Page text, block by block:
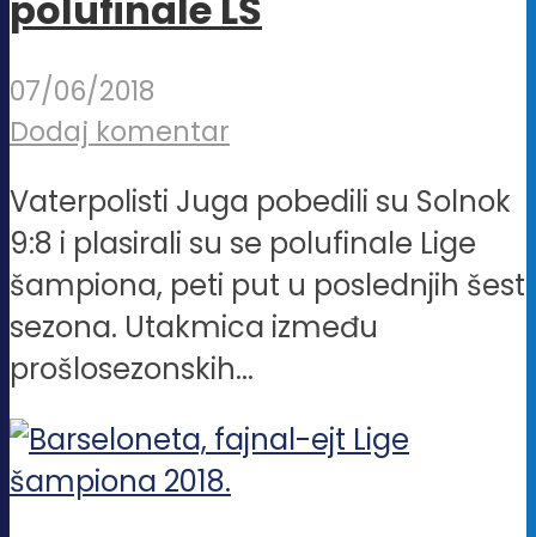
07/06/2018
Dodaj komentar
Vaterpolisti Juga pobedili su Solnok
9:8 i plasirali su se polufinale Lige
šampiona, peti put u poslednjih šest
sezona. Utakmica između
prošlosezonskih...